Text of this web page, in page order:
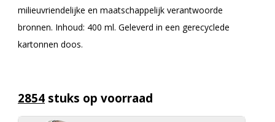
milieuvriendelijke en maatschappelijk verantwoorde
bronnen. Inhoud: 400 ml. Geleverd in een gerecyclede
kartonnen doos.
2854 stuks op voorraad